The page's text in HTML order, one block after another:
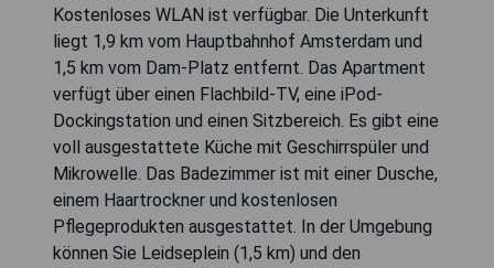
Kostenloses WLAN ist verfügbar. Die Unterkunft
liegt 1,9 km vom Hauptbahnhof Amsterdam und
1,5 km vom Dam-Platz entfernt. Das Apartment
verfügt über einen Flachbild-TV, eine iPod-
Dockingstation und einen Sitzbereich. Es gibt eine
voll ausgestattete Küche mit Geschirrspüler und
Mikrowelle. Das Badezimmer ist mit einer Dusche,
einem Haartrockner und kostenlosen
Pflegeprodukten ausgestattet. In der Umgebung
können Sie Leidseplein (1,5 km) und den